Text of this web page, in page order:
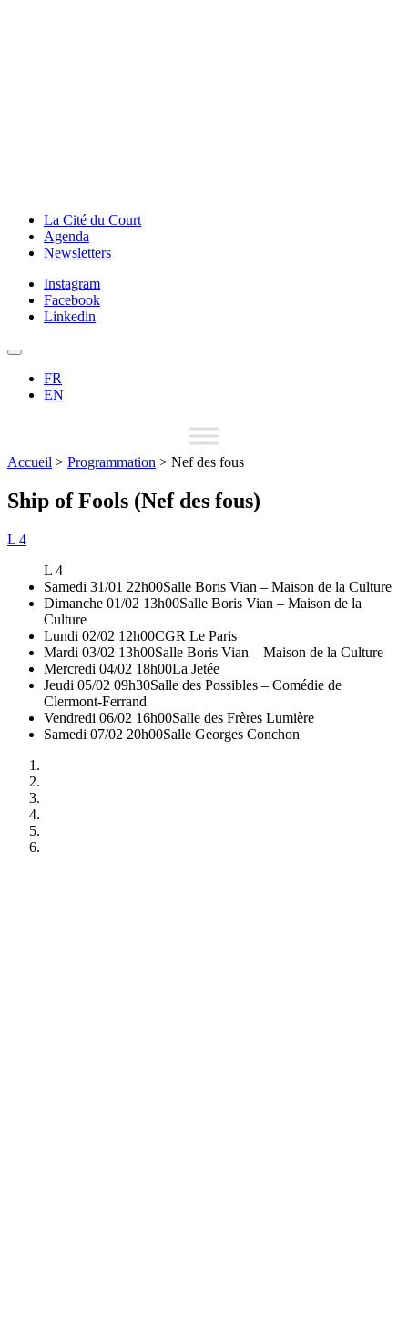
La Cité du Court
Agenda
Newsletters
Instagram
Facebook
Linkedin
FR
EN
Accueil > Programmation > Nef des fous
Ship of Fools (Nef des fous)
L 4
L 4
Samedi 31/01 22h00Salle Boris Vian – Maison de la Culture
Dimanche 01/02 13h00Salle Boris Vian – Maison de la
Culture
Lundi 02/02 12h00CGR Le Paris
Mardi 03/02 13h00Salle Boris Vian – Maison de la Culture
Mercredi 04/02 18h00La Jetée
Jeudi 05/02 09h30Salle des Possibles – Comédie de
Clermont-Ferrand
Vendredi 06/02 16h00Salle des Frères Lumière
Samedi 07/02 20h00Salle Georges Conchon